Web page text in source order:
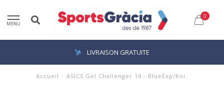
MENU
0
LIVRAISON GRATUITE
Accueil / ASICS Gel Challenger 14 - BlueExp/Koi